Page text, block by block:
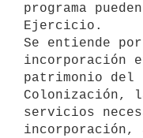
programa
Ejercicio.
Se entiende
incorporación
patrimonio
Colonización,
servicios
incorporación,